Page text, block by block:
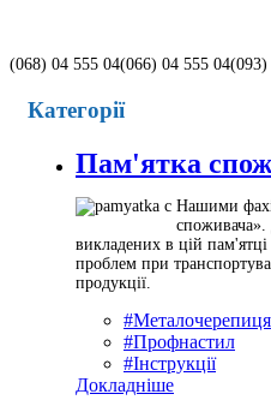
(068) 04 555 04(066) 04 555 04(093)
Категорії
Пам'ятка
Нашими
викладених в цій
проблем при
продукції.
#Металочерепиця
#Профнастил
#Інструкції
Докладніше